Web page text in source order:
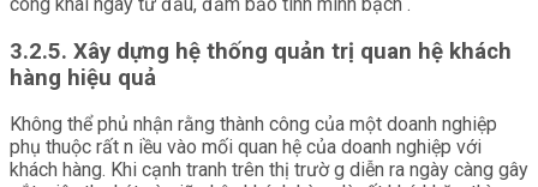
3.2.5. Xây dựng hệ thống quản trị quan hệ khách
hàng hiệu quả
Không thể phủ nhận rằng thành công của một doanh nghiệp
phụ thuộc rất n iều vào mối quan hệ của doanh nghiệp với
khách hàng. Khi cạnh tranh trên thị trườ g diễn ra ngày càng gây